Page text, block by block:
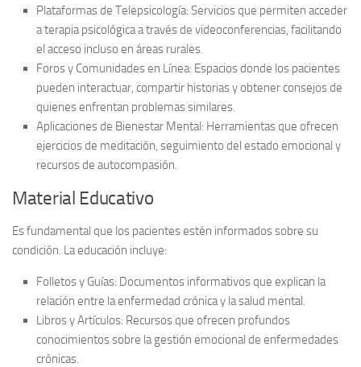
Plataformas de Telepsicología: Servicios que permiten acceder
a terapia psicológica a través de videoconferencias, facilitando
el acceso incluso en áreas rurales.
Foros y Comunidades en Línea: Espacios donde los pacientes
pueden interactuar, compartir historias y obtener consejos de
quienes enfrentan problemas similares.
Aplicaciones de Bienestar Mental: Herramientas que ofrecen
ejercicios de meditación, seguimiento del estado emocional y
recursos de autocompasión.
Material Educativo
Es fundamental que los pacientes estén informados sobre su
condición. La educación incluye:
Folletos y Guías: Documentos informativos que explican la
relación entre la enfermedad crónica y la salud mental.
Libros y Artículos: Recursos que ofrecen profundos
conocimientos sobre la gestión emocional de enfermedades
crónicas.